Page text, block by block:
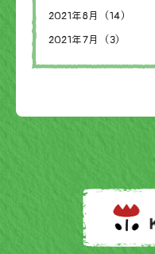
2021年8月（14）
2021年7月（3）